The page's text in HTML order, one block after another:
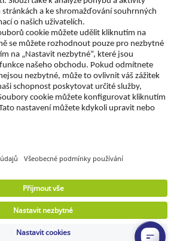
rady odborníků
pro ekologičtější pracoviště
| Dodáváme výhradně firmám a
ceny jsou uvedeny bez DPH.
na odstoupení od smlouvy se
neuplatňuje.
stažení|Prohlášení o digitální
|Podmínky použití|Ochrana
Nastavení soukromí
stránek